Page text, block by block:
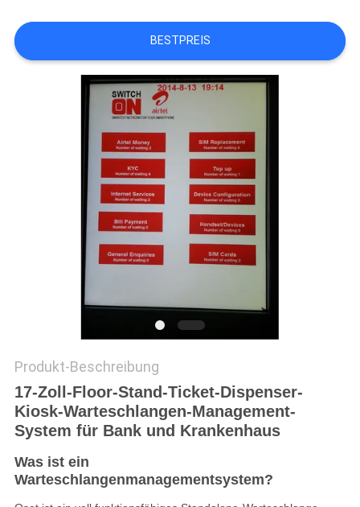
FORDERN
SITEMAP
PRIVACY
BESTPREIS
Produkt-Beschreibung
17-Zoll-Floor-Stand-Ticket-Dispenser-
Kiosk-Warteschlangen-Management-
System für Bank und Krankenhaus
Was ist ein
Warteschlangenmanagementsystem?